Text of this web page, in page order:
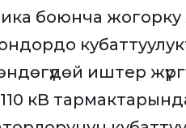
боюнча жогорку
иштер
кВ